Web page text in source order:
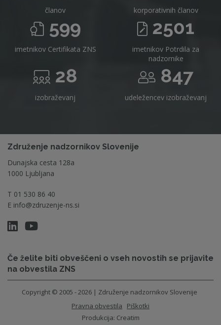
članov korporativnih članov
599
imetnikov Certifikata ZNS
2501
imetnikov Potrdila za
nadzornike
28
izobraževanj
847
udeležencev izobraževanj
Združenje nadzornikov Slovenije
Dunajska cesta 128a
1000 Ljubljana
T 01 530 86 40
E info@zdruzenje-ns.si
Če želite biti obveščeni o vseh novostih se prijavite
na obvestila ZNS
Copyright © 2005 - 2026 | Združenje nadzornikov Slovenije
Pravna obvestila
Piškotki
Produkcija: Creatim